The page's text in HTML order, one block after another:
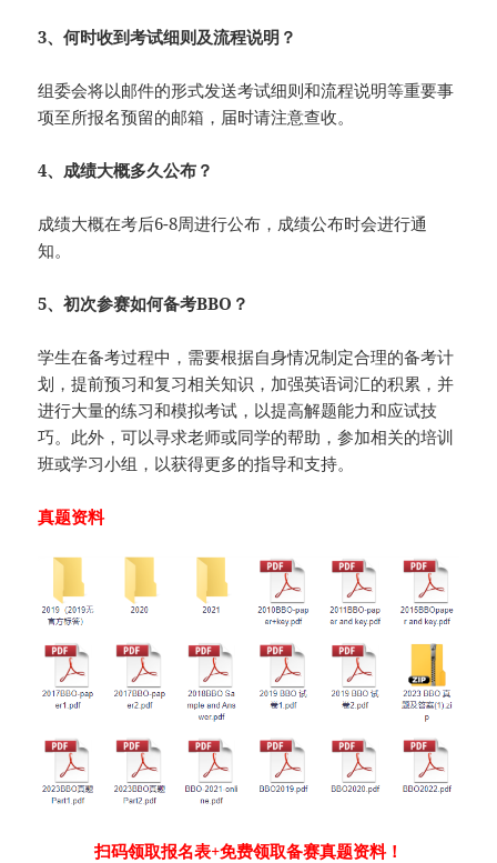
3、何时收到考试细则及流程说明？
组委会将以邮件的形式发送考试细则和流程说明等重要事
项至所报名预留的邮箱，届时请注意查收。
4、成绩大概多久公布？
成绩大概在考后6-8周进行公布，成绩公布时会进行通
知。
5、初次参赛如何备考BBO？
学生在备考过程中，需要根据自身情况制定合理的备考计
划，提前预习和复习相关知识，加强英语词汇的积累，并
进行大量的练习和模拟考试，以提高解题能力和应试技
巧。此外，可以寻求老师或同学的帮助，参加相关的培训
班或学习小组，以获得更多的指导和支持。
真题资料
扫码领取报名表+免费领取备赛真题资料！